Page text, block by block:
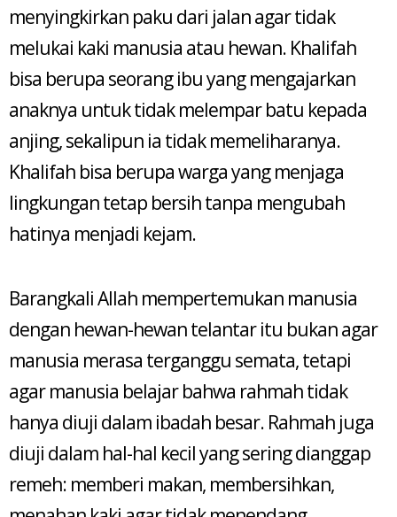
menyingkirkan paku dari jalan agar tidak
melukai kaki manusia atau hewan. Khalifah
bisa berupa seorang ibu yang mengajarkan
anaknya untuk tidak melempar batu kepada
anjing, sekalipun ia tidak memeliharanya.
Khalifah bisa berupa warga yang menjaga
lingkungan tetap bersih tanpa mengubah
hatinya menjadi kejam.
Barangkali Allah mempertemukan manusia
dengan hewan-hewan telantar itu bukan agar
manusia merasa terganggu semata, tetapi
agar manusia belajar bahwa rahmah tidak
hanya diuji dalam ibadah besar. Rahmah juga
diuji dalam hal-hal kecil yang sering dianggap
remeh: memberi makan, membersihkan,